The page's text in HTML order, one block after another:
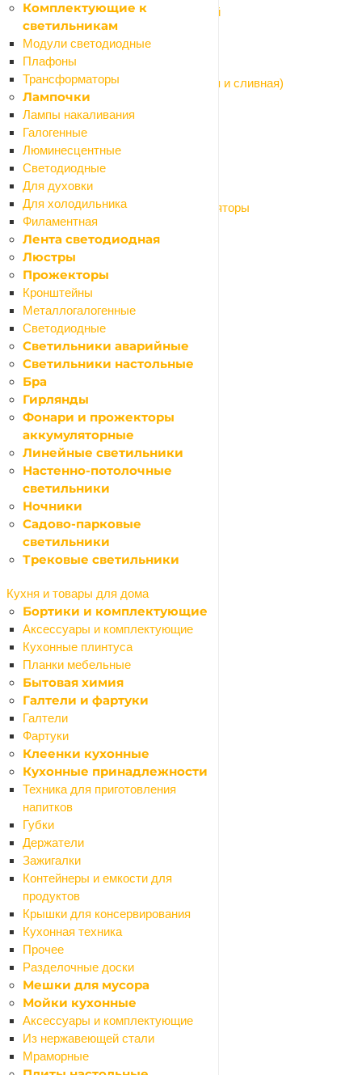
Комплектующие к
светильникам
Модули светодиодные
Плафоны
Трансформаторы
Лампочки
Лампы накаливания
Галогенные
Люминесцентные
Светодиодные
Для духовки
Для холодильника
Филаментная
Лента светодиодная
Люстры
Прожекторы
Кронштейны
Металлогалогенные
Светодиодные
Светильники аварийные
Светильники настольные
Бра
Гирлянды
Фонари и прожекторы
аккумуляторные
Линейные светильники
Настенно-потолочные
светильники
Ночники
Садово-парковые
светильники
Трековые светильники
Кухня и товары для дома
Бортики и комплектующие
Аксессуары и комплектующие
Кухонные плинтуса
Планки мебельные
Бытовая химия
Галтели и фартуки
Галтели
Фартуки
Клеенки кухонные
Кухонные принадлежности
Техника для приготовления
напитков
Губки
Держатели
Зажигалки
Контейнеры и емкости для
продуктов
Крышки для консервирования
Кухонная техника
Прочее
Разделочные доски
Мешки для мусора
Мойки кухонные
Аксессуары и комплектующие
Из нержавеющей стали
Мраморные
Комплектующие для водонагревателей
Канализационные трубы и фитинги
Назад
Канализационные трубы и фитинги
Арматура для бачка унитаза (наливная и сливная)
Арматура сливная (сифоны, гофры)
Канализация внутренняя
Канализация наружная
Насосы системы водоснабжения
Назад
Насосы системы водоснабжения
Баки расширительные и гидроаккумуляторы
Насосы поверхностные
Насосы погружные
Герметизация труб
Камины, печи, аксессуары
Краски и декор
Назад
Краски и декор
Герметики
Назад
Герметики
Силиконовые
Акриловые
Битумные
Виброакустические
Гибридные
Каучуковые
Полиуретановые
Санитарные
Силиконо-акриловые
Термостойкие
Назад
Декор
Декоративные панно
Картины
Настенный декор
Предметы декора
Декоративные покрытия
Назад
Декоративные покрытия
Воски
Грунтовки
Добавки
Покрытия
Штукатурки
Карнизы
Назад
Карнизы
Карнизы алюминиевые
Карнизы круглые
Карнизы пластиковые
Карнизы эксклюзив
Клеи, жидкие гвозди
Назад
Клеи, жидкие гвозди
Жидкие гвозди
Клей для дерева
Клей для обоев